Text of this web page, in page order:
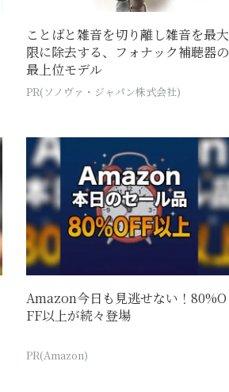
ことばと雑音を切り離し雑音を最大
限に除去する、フォナック補聴器の
最上位モデル
PR(ソノヴァ・ジャパン株式会社)
Amazon今日も見逃せない！80%O
FF以上が続々登場
PR(Amazon)